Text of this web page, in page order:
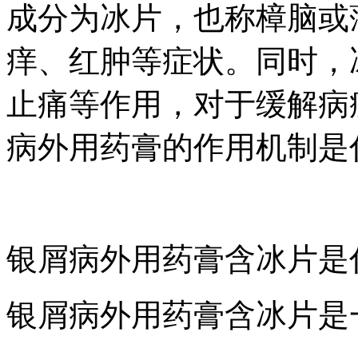
成分为冰片，也称樟脑
痒、红肿等症状。同时
止痛等作用，对于缓解
病外用药膏的作用机制
银屑病外用药膏含冰片是
银屑病外用药膏含冰片